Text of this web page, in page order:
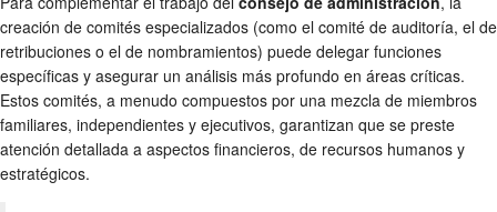
creación de comités especializados (como el comité de auditoría, el de
retribuciones o el de nombramientos) puede delegar funciones
específicas y asegurar un análisis más profundo en áreas críticas.
Estos comités, a menudo compuestos por una mezcla de miembros
familiares, independientes y ejecutivos, garantizan que se preste
atención detallada a aspectos financieros, de recursos humanos y
estratégicos.